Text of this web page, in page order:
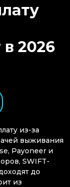
2026
из-за
выживания
Payoneer и
SWIFT-
до
из